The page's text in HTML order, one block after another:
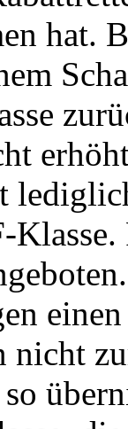
hat.
nicht